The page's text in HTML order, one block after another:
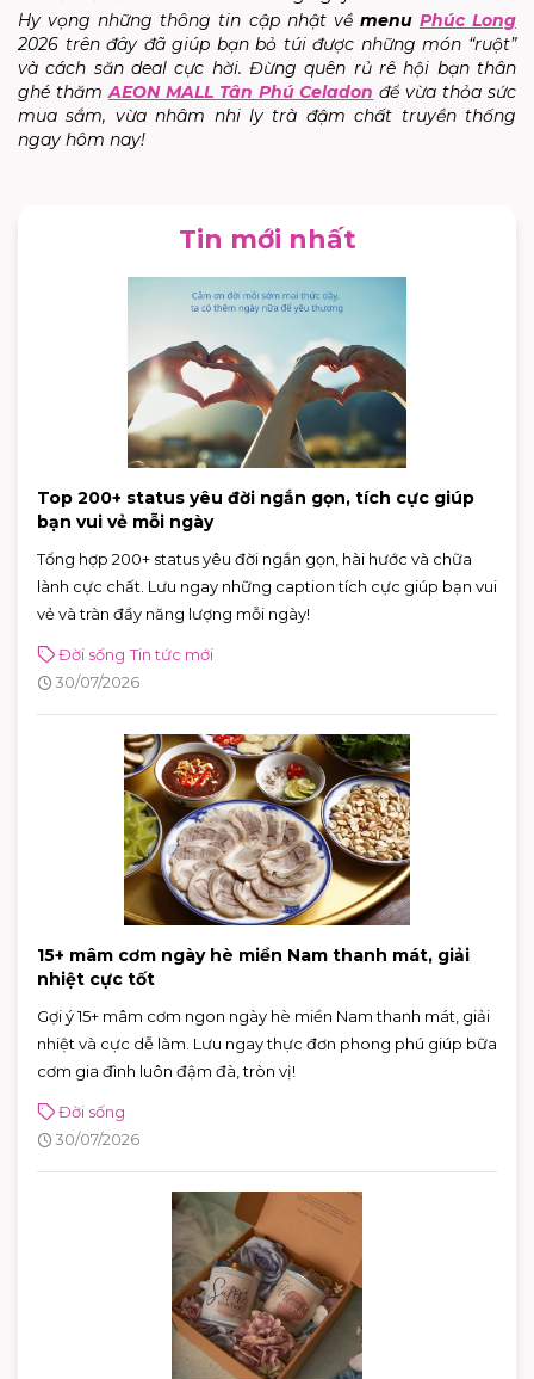
Hy vọng những thông tin cập nhật về menu Phúc Long
2026 trên đây đã giúp bạn bỏ túi được những món “ruột”
và cách săn deal cực hời. Đừng quên rủ rê hội bạn thân
ghé thămAEON MALL Tân Phú Celadon để vừa thỏa sức
mua sắm, vừa nhâm nhi ly trà đậm chất truyền thống
ngay hôm nay!
Tin mới nhất
Top 200+ status yêu đời ngắn gọn, tích cực giúp
bạn vui vẻ mỗi ngày
Tổng hợp 200+ status yêu đời ngắn gọn, hài hước và chữa
lành cực chất. Lưu ngay những caption tích cực giúp bạn vui
vẻ và tràn đầy năng lượng mỗi ngày!
Đời sống Tin tức mới
30/07/2026
15+ mâm cơm ngày hè miền Nam thanh mát, giải
nhiệt cực tốt
Gợi ý 15+ mâm cơm ngon ngày hè miền Nam thanh mát, giải
nhiệt và cực dễ làm. Lưu ngay thực đơn phong phú giúp bữa
cơm gia đình luôn đậm đà, tròn vị!
Đời sống
30/07/2026